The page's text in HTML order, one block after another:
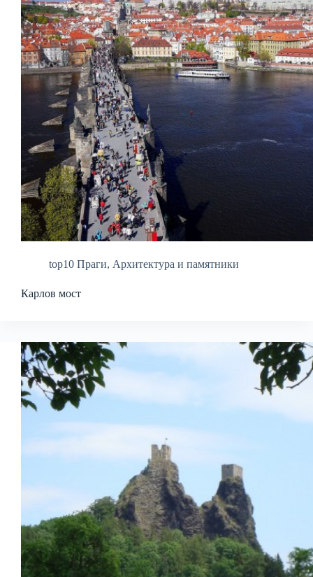
top10 Праги, Архитектура и памятники
Карлов мост